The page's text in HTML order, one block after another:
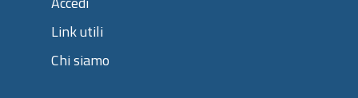
Link utili
Chi siamo